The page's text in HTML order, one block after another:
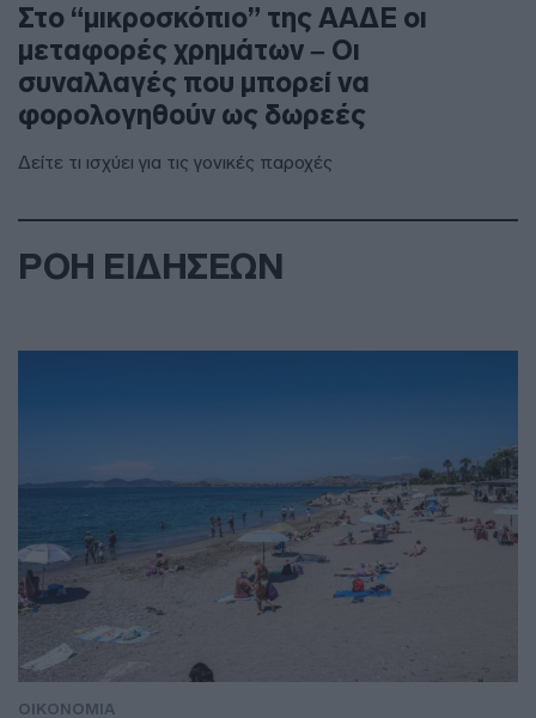
Στο “μικροσκόπιο” της ΑΑΔΕ οι
μεταφορές χρημάτων – Οι
συναλλαγές που μπορεί να
φορολογηθούν ως δωρεές
Δείτε τι ισχύει για τις γονικές παροχές
ΡΟΗ ΕΙΔΗΣΕΩΝ
ΟΙΚΟΝΟΜΙΑ